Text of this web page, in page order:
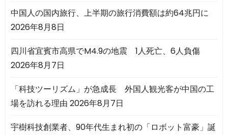
中国人の国内旅行、上半期の旅行消費額は約64兆円に
2026年8月8日
四川省宜賓市高県でM4.9の地震 1人死亡、6人負傷
2026年8月7日
「科技ツーリズム」が急成長 外国人観光客が中国の工
場を訪れる理由 2026年8月7日
宇樹科技創業者、90年代生まれ初の「ロボット富豪」誕